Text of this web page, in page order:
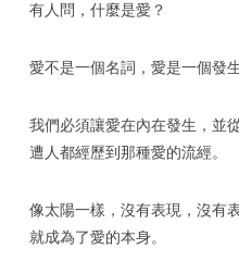
有人問，什麼是愛？
愛不是一個名詞，愛是一個發生
我們必須讓愛在內在發生，並
遭人都經歷到那種愛的流經。
像太陽一樣，沒有表現，沒有
就成為了愛的本身。